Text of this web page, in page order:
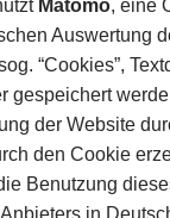
Auswertung
“Cookies”,
gespeichert
der Website
den Cookie
Benutzung